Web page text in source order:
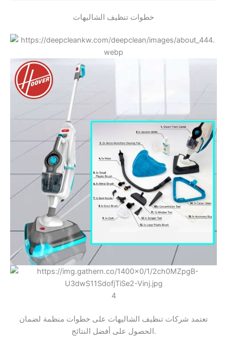
خطوات تنظيف الشاليهات
4
تعتمد شركات تنظيف الشاليهات على خطوات منظمة لضمان
الحصول على أفضل النتائج.